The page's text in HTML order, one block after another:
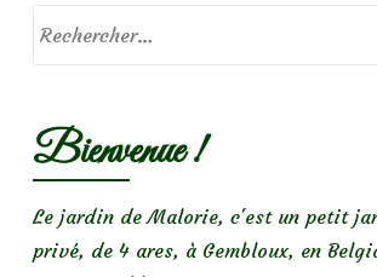
Bienvenue !
Le jardin de Malorie, c'est un petit
privé, de 4 ares, à Gembloux, en